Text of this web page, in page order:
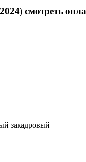
смотреть
закадровый